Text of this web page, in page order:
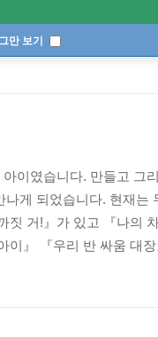
만 보기
이였습니다. 만들고 그
게 되었습니다. 현재
거!』가 있고 『나의
』 『우리 반 싸움 대